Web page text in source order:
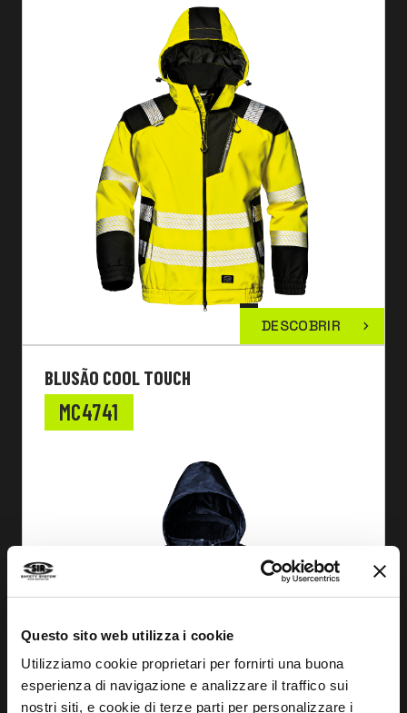
Questo sito web utilizza i cookie
Utilizziamo cookie proprietari per fornirti una buona
esperienza di navigazione e analizzare il traffico sui
nostri siti, e cookie di terze parti per personalizzare i
DESCOBRIR
BLUSÃO COOL TOUCH
MC4741